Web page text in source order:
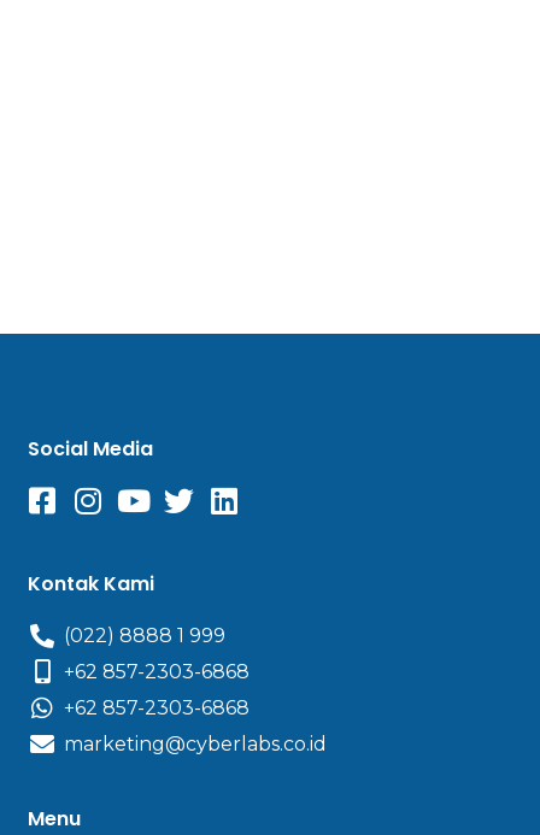
Social Media
Kontak Kami
(022) 8888 1 999
+62 857-2303-6868
+62 857-2303-6868
marketing@cyberlabs.co.id
Menu